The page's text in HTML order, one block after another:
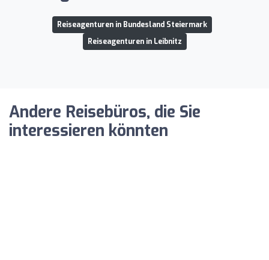
Reiseagenturen in Bundesland Steiermark
Reiseagenturen in Leibnitz
Andere Reisebüros, die Sie
interessieren könnten